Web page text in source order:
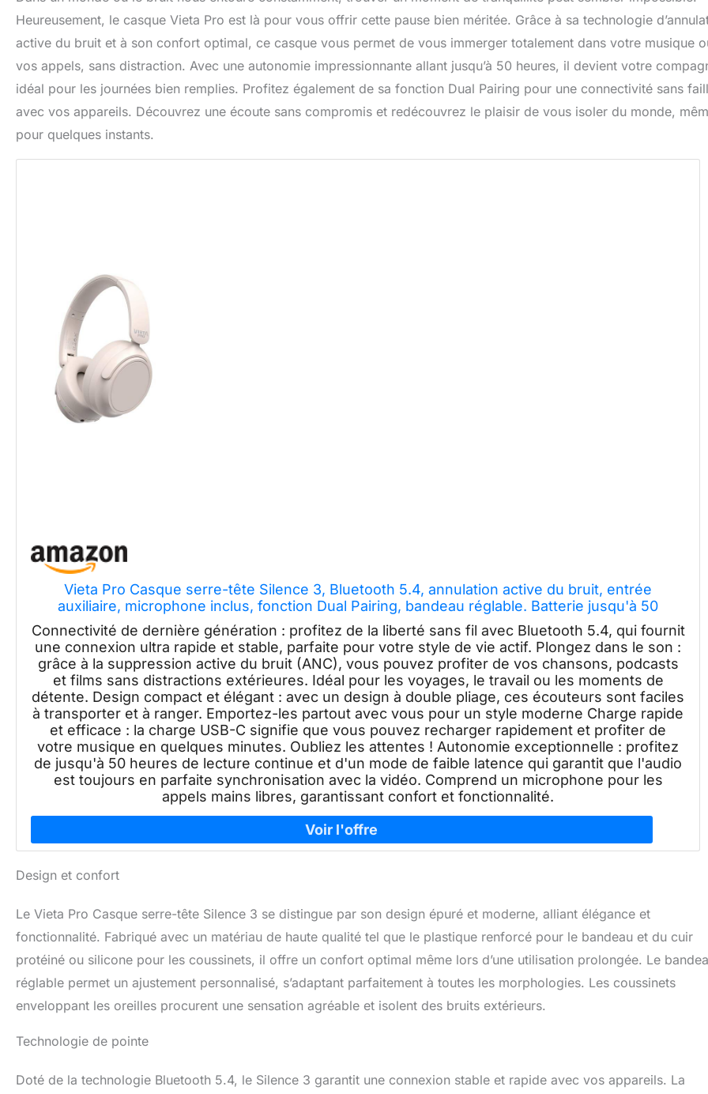
Heureusement, le casque Vieta Pro est là pour vous offrir cette pause bien méritée. Grâce à sa technologie
active du bruit et à son confort optimal, ce casque vous permet de vous immerger totalement dans votre musique
vos appels, sans distraction. Avec une autonomie impressionnante allant jusqu’à 50 heures, il devient votre
idéal pour les journées bien remplies. Profitez également de sa fonction Dual Pairing pour une connectivité sans
avec vos appareils. Découvrez une écoute sans compromis et redécouvrez le plaisir de vous isoler du monde,
pour quelques instants.
Vieta Pro Casque serre-tête Silence 3, Bluetooth 5.4, annulation active du bruit, entrée
auxiliaire, microphone inclus, fonction Dual Pairing, bandeau réglable. Batterie jusqu'à 50
heures.
Connectivité de dernière génération : profitez de la liberté sans fil avec Bluetooth 5.4, qui fournit
une connexion ultra rapide et stable, parfaite pour votre style de vie actif. Plongez dans le son :
grâce à la suppression active du bruit (ANC), vous pouvez profiter de vos chansons, podcasts
et films sans distractions extérieures. Idéal pour les voyages, le travail ou les moments de
détente. Design compact et élégant : avec un design à double pliage, ces écouteurs sont faciles
à transporter et à ranger. Emportez-les partout avec vous pour un style moderne Charge rapide
et efficace : la charge USB-C signifie que vous pouvez recharger rapidement et profiter de
votre musique en quelques minutes. Oubliez les attentes ! Autonomie exceptionnelle : profitez
de jusqu'à 50 heures de lecture continue et d'un mode de faible latence qui garantit que l'audio
est toujours en parfaite synchronisation avec la vidéo. Comprend un microphone pour les
appels mains libres, garantissant confort et fonctionnalité.
Design et confort
Le Vieta Pro Casque serre-tête Silence 3 se distingue par son design épuré et moderne, alliant élégance et
fonctionnalité. Fabriqué avec un matériau de haute qualité tel que le plastique renforcé pour le bandeau et du cuir
protéiné ou silicone pour les coussinets, il offre un confort optimal même lors d’une utilisation prolongée. Le
réglable permet un ajustement personnalisé, s’adaptant parfaitement à toutes les morphologies. Les coussinets
enveloppant les oreilles procurent une sensation agréable et isolent des bruits extérieurs.
Technologie de pointe
Doté de la technologie Bluetooth 5.4, le Silence 3 garantit une connexion stable et rapide avec vos appareils. La